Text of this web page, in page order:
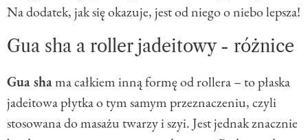
Na dodatek, jak się okazuje, jest od niego o niebo lepsza!
Gua sha a roller jadeitowy - różnice
Gua shama całkiem inną formę od rollera – to płaska
jadeitowa płytka o tym samym przeznaczeniu, czyli
stosowana do masażu twarzy i szyi. Jest jednak znacznie